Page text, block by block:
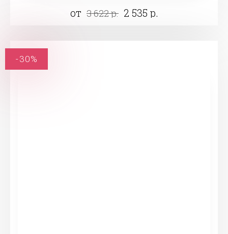
от 3 622 р. 2 535 р.
-30%